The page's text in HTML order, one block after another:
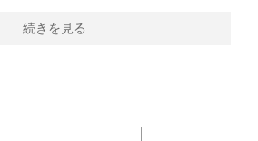
続きを見る